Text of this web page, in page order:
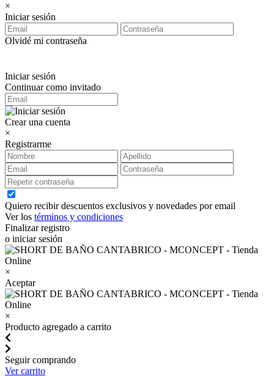
×
Iniciar sesión
Olvidé mi contraseña
Iniciar sesión
Continuar como invitado
Crear una cuenta
×
Registrarme
Quiero recibir descuentos exclusivos y novedades por email
Ver los términos y condiciones
Finalizar registro
o iniciar sesión
×
Aceptar
×
Producto agregado a carrito
Seguir comprando
Ver carrito